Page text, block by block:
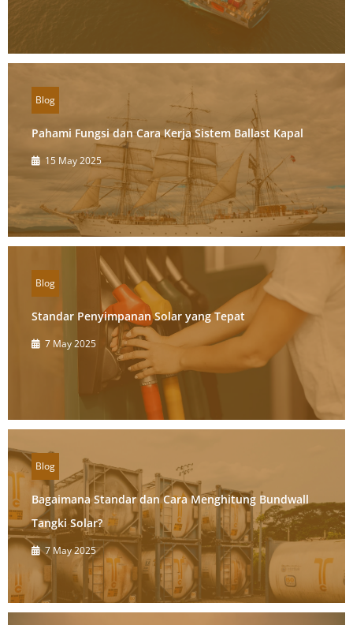
Blog
Pahami Fungsi dan Cara Kerja Sistem Ballast Kapal
15 May 2025
Blog
Standar Penyimpanan Solar yang Tepat
7 May 2025
Blog
Bagaimana Standar dan Cara Menghitung Bundwall
Tangki Solar?
7 May 2025